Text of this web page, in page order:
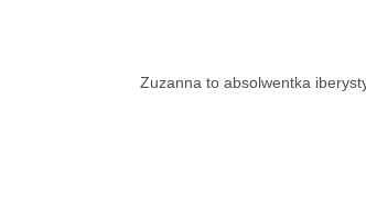
Zuzanna to absolwentka